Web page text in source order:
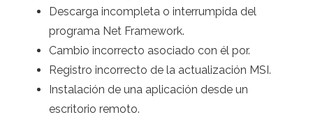
Descarga incompleta o interrumpida del
programa Net Framework.
Cambio incorrecto asociado con él por.
Registro incorrecto de la actualización MSI.
Instalación de una aplicación desde un
escritorio remoto.